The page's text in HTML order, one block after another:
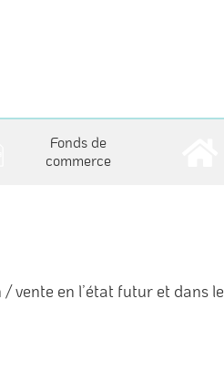
Fonds de
commerce
vente en l’état futur et dans le